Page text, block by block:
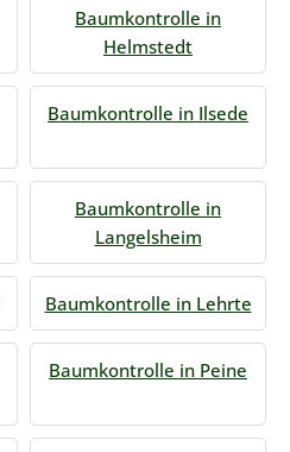
Baumkontrolle in
Helmstedt
Baumkontrolle in Ilsede
Baumkontrolle in
Langelsheim
Baumkontrolle in Lehrte
Baumkontrolle in Peine